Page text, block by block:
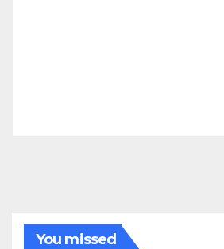
You missed